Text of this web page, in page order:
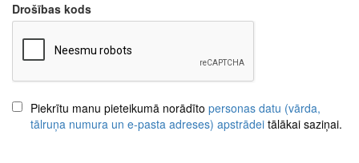
Drošības kods
Piekrītu manu pieteikumā norādīto personas datu (vārda,
tālruņa numura un e-pasta adreses) apstrādei tālākai saziņai.